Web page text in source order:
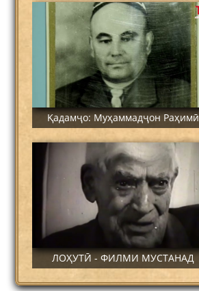
Қадамҷо: Муҳаммадҷон Раҳимӣ
ЛОҲУТӢ - ФИЛМИ МУСТАНАД